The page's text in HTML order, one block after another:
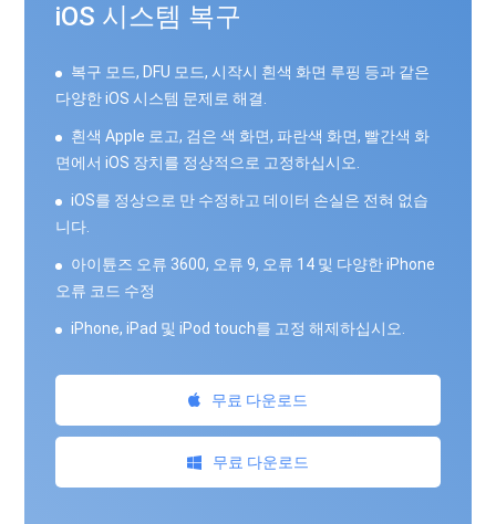
iOS 시스템 복구
복구 모드, DFU 모드, 시작시 흰색 화면 루핑 등과 같은
다양한 iOS 시스템 문제로 해결.
흰색 Apple 로고, 검은 색 화면, 파란색 화면, 빨간색 화
면에서 iOS 장치를 정상적으로 고정하십시오.
iOS를 정상으로 만 수정하고 데이터 손실은 전혀 없습
니다.
아이튠즈 오류 3600, 오류 9, 오류 14 및 다양한 iPhone
오류 코드 수정
iPhone, iPad 및 iPod touch를 고정 해제하십시오.
무료 다운로드
무료 다운로드